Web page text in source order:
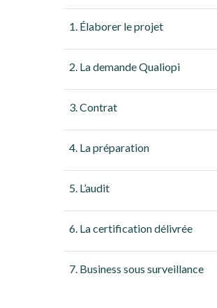
1. Élaborer le projet
2. La demande Qualiopi
3. Contrat
4. La préparation
5. L’audit
6. La certification délivrée
7. Business sous surveillance